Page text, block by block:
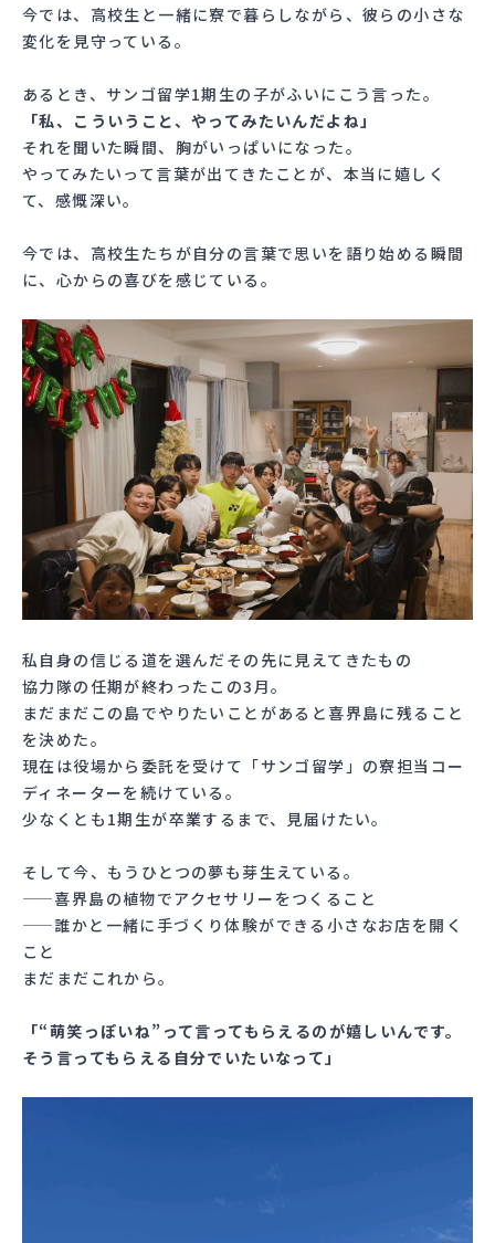
今では、高校生と一緒に寮で暮らしながら、彼らの小さな
変化を見守っている。
あるとき、サンゴ留学1期生の子がふいにこう言った。
「私、こういうこと、やってみたいんだよね」
それを聞いた瞬間、胸がいっぱいになった。
やってみたいって言葉が出てきたことが、本当に嬉しく
て、感慨深い。
今では、高校生たちが自分の言葉で思いを語り始める瞬間
に、心からの喜びを感じている。
私自身の信じる道を選んだその先に見えてきたもの
協力隊の任期が終わったこの3月。
まだまだこの島でやりたいことがあると喜界島に残ること
を決めた。
現在は役場から委託を受けて「サンゴ留学」の寮担当コー
ディネーターを続けている。
少なくとも1期生が卒業するまで、見届けたい。
そして今、もうひとつの夢も芽生えている。
——喜界島の植物でアクセサリーをつくること
——誰かと一緒に手づくり体験ができる小さなお店を開く
こと
まだまだこれから。
「“萌笑っぽいね”って言ってもらえるのが嬉しいんです。
そう言ってもらえる自分でいたいなって」